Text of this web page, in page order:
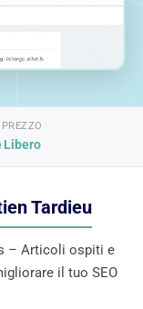
PREZZO
Libero
Tardieu
– Articoli ospiti e
il tuo SEO